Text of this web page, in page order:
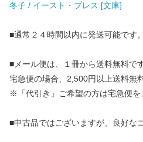
冬子 / イースト・プレス [文庫]
■通常２４時間以内に発送可能です。
■メール便は、１冊から送料無料です
宅急便の場合、2,500円以上送料無
※「代引き」ご希望の方は宅急便を
■中古品ではございますが、良好な